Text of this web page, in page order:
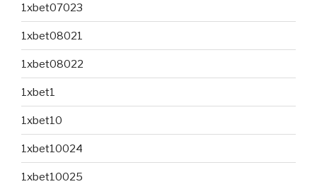
1xbet07023
1xbet08021
1xbet08022
1xbet1
1xbet10
1xbet10024
1xbet10025